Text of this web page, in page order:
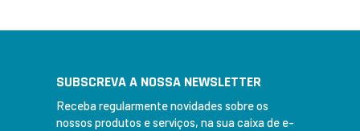
SUBSCREVA A NOSSA NEWSLETTER
Receba regularmente novidades sobre os
nossos produtos e serviços, na sua caixa de e-